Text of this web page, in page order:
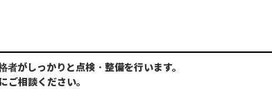
がしっかりと点検・整備を行います。
ご相談ください。